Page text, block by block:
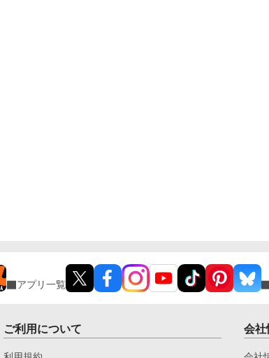
アプリ一覧
ご利用について 会社